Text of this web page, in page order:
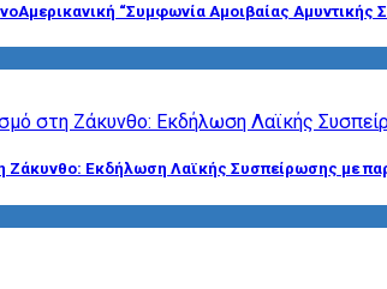
“Συμφωνία Αμοιβαίας Αμυντικής
Ζάκυνθο: Εκδήλωση Λαϊκής Συσπείρωσης με